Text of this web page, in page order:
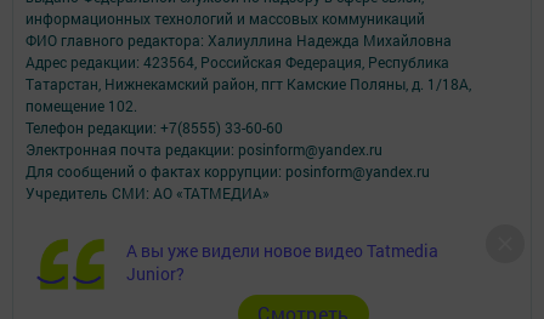
А вы уже видели новое видео Tatmedia
Junior?
Cмотреть
информационных технологий и массовых коммуникаций
ФИО главного редактора: Халиуллина Надежда Михайловна
Адрес редакции: 423564, Российская Федерация, Республика
Татарстан, Нижнекамский район, пгт Камские Поляны, д. 1/18А,
помещение 102.
Телефон редакции: +7(8555) 33-60-60
Электронная почта редакции: posinform@yandex.ru
Для сообщений о фактах коррупции: posinform@yandex.ru
Учредитель СМИ: АО «ТАТМЕДИА»
Антикоррупционная политика
АО «ТАТМЕДИА» использует «cookie»для персонализации сервисов и
удобства пользователей сайтом.
Использование «cookie» можно отменить в настройках браузера.